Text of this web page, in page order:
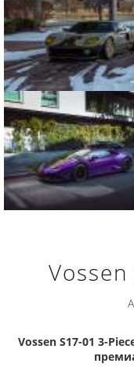
Vossen S17-01 3-